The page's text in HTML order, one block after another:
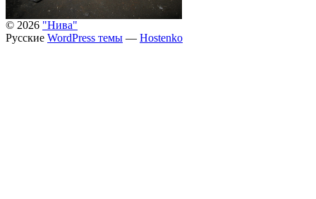
© 2026 "Нива"
Русские WordPress темы — Hostenko